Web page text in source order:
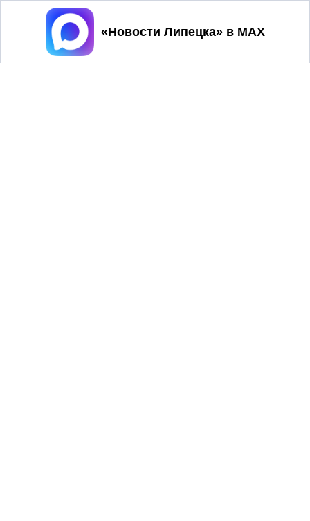
05/08/2026 16:32
Принять